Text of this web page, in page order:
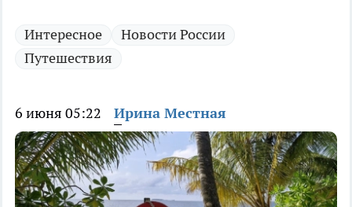
Интересное
Новости России
Путешествия
6 июня 05:22 Ирина Местная